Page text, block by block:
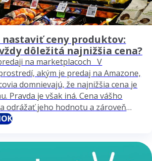
nastaviť ceny produktov:
dôležitá najnižšia cena?
na marketplacoch V
akým je predaj na Amazone,
domnievajú, že najnižšia cena je
Pravda je však iná. Cena vášho
odrážať jeho hodnotu a zároveň
ziskovosť vášho podnikania. V